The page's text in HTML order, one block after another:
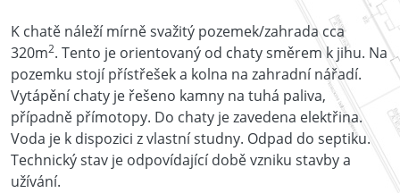
K chatě náleží mírně svažitý pozemek/zahrada cca
320m2. Tento je orientovaný od chaty směrem k jihu. Na
pozemku stojí přístřešek a kolna na zahradní nářadí.
Vytápění chaty je řešeno kamny na tuhá paliva,
případně přímotopy. Do chaty je zavedena elektřina.
Voda je k dispozici z vlastní studny. Odpad do septiku.
Technický stav je odpovídající době vzniku stavby a
užívání.